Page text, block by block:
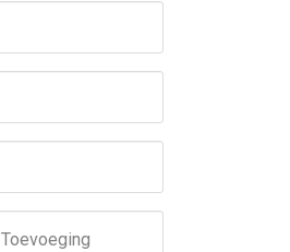
Toevoeging